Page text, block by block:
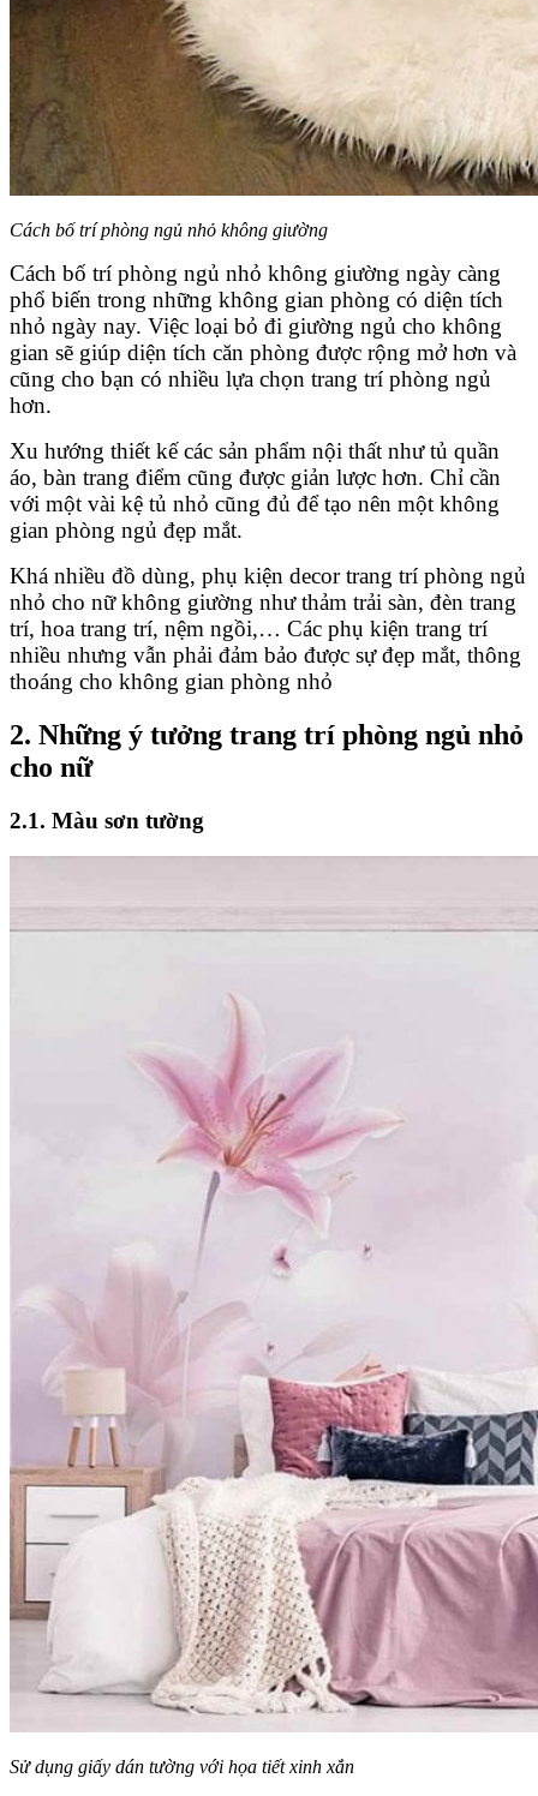
Cách bố trí phòng ngủ nhỏ không giường
Cách bố trí phòng ngủ nhỏ không giường ngày càng
phổ biến trong những không gian phòng có diện tích
nhỏ ngày nay. Việc loại bỏ đi giường ngủ cho không
gian sẽ giúp diện tích căn phòng được rộng mở hơn và
cũng cho bạn có nhiều lựa chọn trang trí phòng ngủ
hơn.
Xu hướng thiết kế các sản phẩm nội thất như tủ quần
áo, bàn trang điểm cũng được giản lược hơn. Chỉ cần
với một vài kệ tủ nhỏ cũng đủ để tạo nên một không
gian phòng ngủ đẹp mắt.
Khá nhiều đồ dùng, phụ kiện decor trang trí phòng ngủ
nhỏ cho nữ không giường như thảm trải sàn, đèn trang
trí, hoa trang trí, nệm ngồi,… Các phụ kiện trang trí
nhiều nhưng vẫn phải đảm bảo được sự đẹp mắt, thông
thoáng cho không gian phòng nhỏ
2. Những ý tưởng trang trí phòng ngủ nhỏ
cho nữ
2.1. Màu sơn tường
Sử dụng giấy dán tường với họa tiết xinh xắn